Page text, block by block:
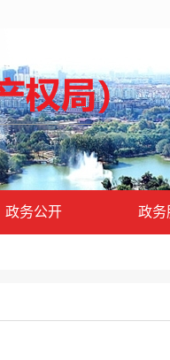
政务公开 政务